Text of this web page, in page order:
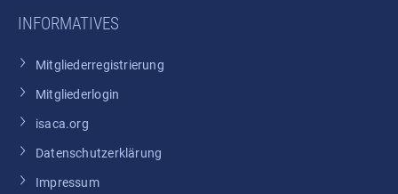
INFORMATIVES
Mitgliederregistrierung
Mitgliederlogin
isaca.org
Datenschutzerklärung
Impressum